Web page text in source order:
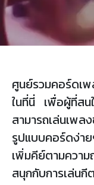
ศูนย์รวมคอร์ดเ
ในที่นี่ เพื่อผู้ที่สน
สามารถเล่นเพล
รูปแบบคอร์ดง่า
เพิ่มคีย์ตามความ
สนุกกับการเล่น